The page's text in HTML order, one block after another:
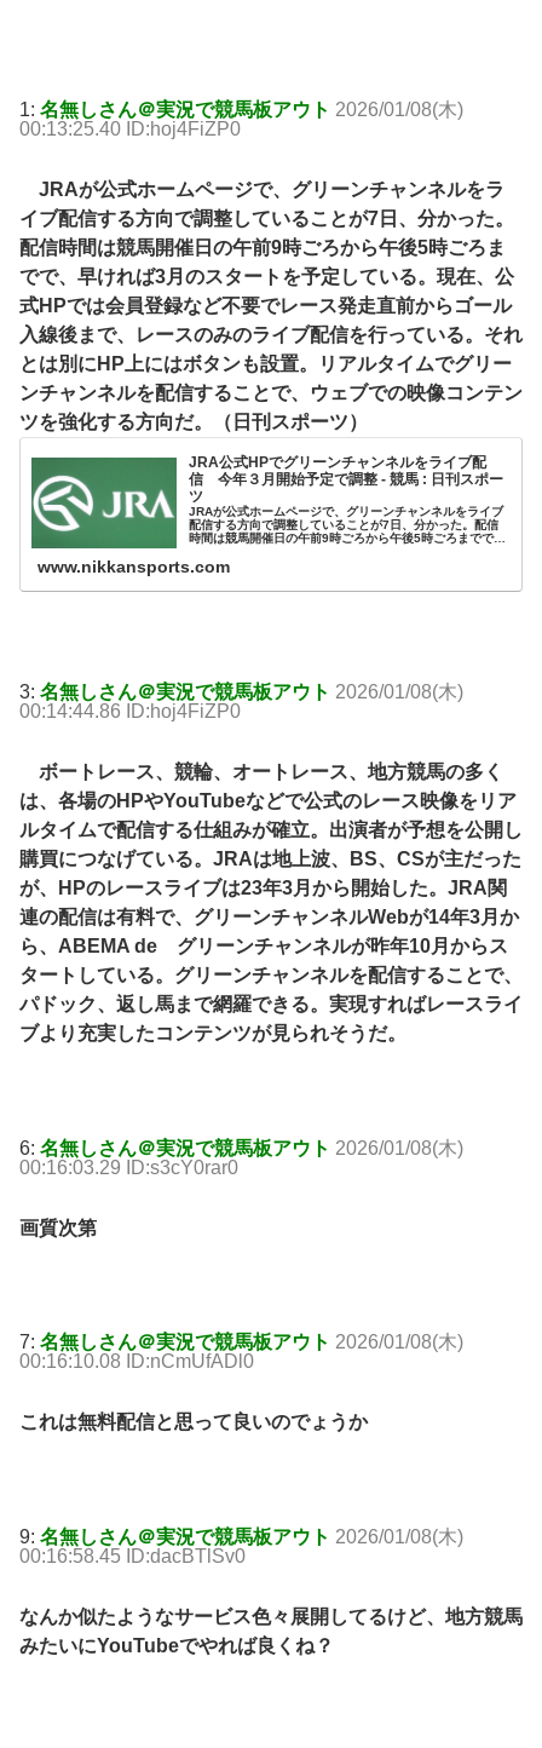
1: 名無しさん＠実況で競馬板アウト 2026/01/08(木)
00:13:25.40 ID:hoj4FiZP0
JRAが公式ホームページで、グリーンチャンネルをラ
イブ配信する方向で調整していることが7日、分かった。
配信時間は競馬開催日の午前9時ごろから午後5時ごろま
でで、早ければ3月のスタートを予定している。現在、公
式HPでは会員登録など不要でレース発走直前からゴール
入線後まで、レースのみのライブ配信を行っている。それ
とは別にHP上にはボタンも設置。リアルタイムでグリー
ンチャンネルを配信することで、ウェブでの映像コンテン
ツを強化する方向だ。（日刊スポーツ）
JRA公式HPでグリーンチャンネルをライブ配
信 今年３月開始予定で調整 - 競馬 : 日刊スポー
ツ
JRAが公式ホームページで、グリーンチャンネルをライブ
配信する方向で調整していることが7日、分かった。配信
時間は競馬開催日の午前9時ごろから午後5時ごろまでで…
ツ・コム（nikkans...
www.nikkansports.com
3: 名無しさん＠実況で競馬板アウト 2026/01/08(木)
00:14:44.86 ID:hoj4FiZP0
ボートレース、競輪、オートレース、地方競馬の多く
は、各場のHPやYouTubeなどで公式のレース映像をリア
ルタイムで配信する仕組みが確立。出演者が予想を公開し
購買につなげている。JRAは地上波、BS、CSが主だった
が、HPのレースライブは23年3月から開始した。JRA関
連の配信は有料で、グリーンチャンネルWebが14年3月か
ら、ABEMA de グリーンチャンネルが昨年10月からス
タートしている。グリーンチャンネルを配信することで、
パドック、返し馬まで網羅できる。実現すればレースライ
ブより充実したコンテンツが見られそうだ。
6: 名無しさん＠実況で競馬板アウト 2026/01/08(木)
00:16:03.29 ID:s3cY0rar0
画質次第
7: 名無しさん＠実況で競馬板アウト 2026/01/08(木)
00:16:10.08 ID:nCmUfADl0
これは無料配信と思って良いのでょうか
9: 名無しさん＠実況で競馬板アウト 2026/01/08(木)
00:16:58.45 ID:dacBTlSv0
なんか似たようなサービス色々展開してるけど、地方競馬
みたいにYouTubeでやれば良くね？